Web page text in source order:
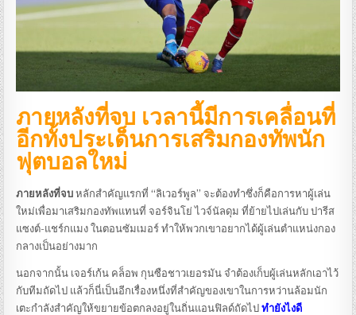
ภายหลังที่จบ เวลานี้มีการเคลื่อนที่
อีกทั้งประเด็นการเสริมกองทัพนัก
ฟุตบอลใหม่
ภายหลังที่จบหลักสำคัญแรกที่ “ลิเวอร์พูล” จะต้องทำซึ่งก็คือการหาผู้เล่น
ใหม่เพื่อมาเสริมกองทัพแทนที่ จอร์จินโย่ ไวจ์นัลดุม ที่ย้ายไปเล่นกับ ปารีส
แซงต์-แชร์กแมง ในตอนซัมเมอร์ ทำให้พวกเขาอยากได้ผู้เล่นตำแหน่งกอง
กลางเป็นอย่างมาก
นอกจากนั้น เจอร์เก้น คล็อพ กุนซือชาวเยอรมัน จำต้องเก็บผู้เล่นหลักเอาไว้
กับทีมถัดไป แล้วก็นี่เป็นอีกเรื่องหนึ่งที่สำคัญของเขาในการหว่านล้อมนัก
เตะกำลังสำคัญให้ขยายข้อตกลงอยู่ในถิ่นแอนฟิลด์ถัดไปทำยังไงดี